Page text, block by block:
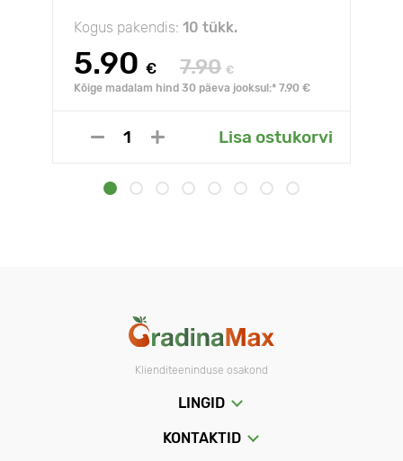
Kogus pakendis: 10 tükk.
5.90 € 7.90 €
Kõige madalam hind 30 päeva jooksul:* 7.90 €
Lisa ostukorvi
Klienditeeninduse osakond
LINGID
KONTAKTID